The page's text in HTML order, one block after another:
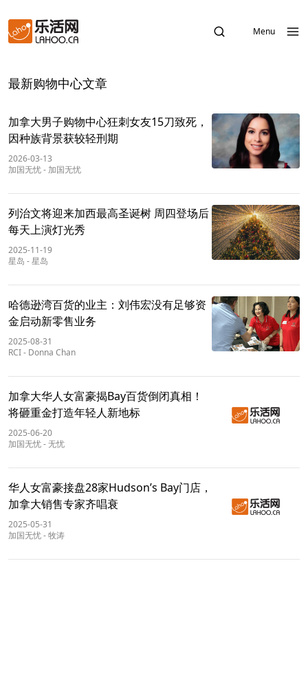
Menu
最新购物中心文章
加拿大男子购物中心狂刺女友15刀致死，
因种族背景获较轻刑期
2026-03-13
加国无忧- 加国无忧
列治文将迎来加西最高圣诞树 周四登场后
每天上演灯光秀
2025-11-19
星岛 -星岛
哈德逊湾百货的业主：刘伟宏没有足够资
金启动新零售业务
2025-08-31
RCI- Donna Chan
加拿大华人女富豪揭Bay百货倒闭真相！
将砸重金打造年轻人新地标
2025-06-20
加国无忧-无忧
华人女富豪接盘28家Hudson’s Bay门店，
加拿大销售专家齐唱衰
2025-05-31
加国无忧-牧涛